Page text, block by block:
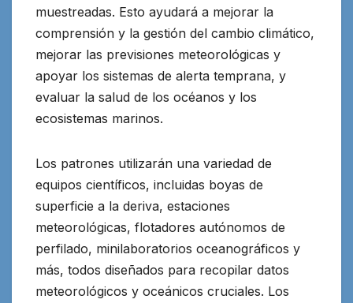
muestreadas. Esto ayudará a mejorar la
comprensión y la gestión del cambio climático,
mejorar las previsiones meteorológicas y
apoyar los sistemas de alerta temprana, y
evaluar la salud de los océanos y los
ecosistemas marinos.
Los patrones utilizarán una variedad de
equipos científicos, incluidas boyas de
superficie a la deriva, estaciones
meteorológicas, flotadores autónomos de
perfilado, minilaboratorios oceanográficos y
más, todos diseñados para recopilar datos
meteorológicos y oceánicos cruciales. Los